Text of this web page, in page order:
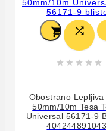
 
    
Obostrano Lepljiva
50mm/10m Tesa
Universal 56171-9